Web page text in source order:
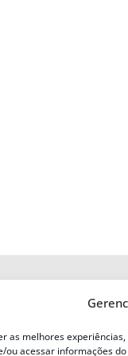
as melhores
ou acessar informações
Defesa Civil
Catarina